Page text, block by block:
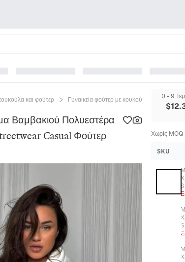
και φούτερ Γυναικεία φούτερ με κουκούλα
Βαμβακιού Πολυεστέρα
Casual Φούτερ
0 - 9
$
Χωρίς MOQ
SKU